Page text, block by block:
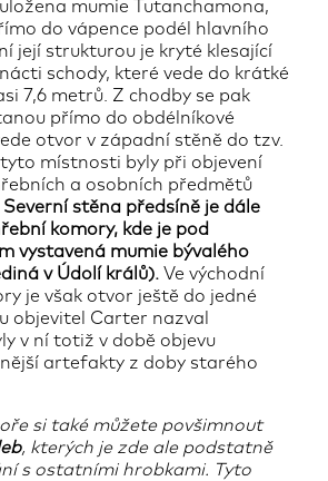
mumie Tutanchamona,
do vápence podél hlavního
její strukturou je kryté klesající
schody, které vede do krátké
7,6 metrů. Z chodby se pak
přímo do obdélníkové
otvor v západní stěně do tzv.
místnosti byly při objevení
a osobních předmětů
Severní stěna předsíně je dále
komory, kde je pod
vystavená mumie bývalého
v Údolí králů). Ve východní
je však otvor ještě do jedné
objevitel Carter nazval
v ní totiž v době objevu
artefakty z doby starého
si také můžete povšimnout
, kterých je zde ale podstatně
s ostatními hrobkami. Tyto